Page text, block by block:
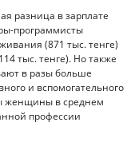
разница в зарплате
программисты
(871 тыс. тенге)
тыс. тенге). Но также
в разы больше
и вспомогательного
женщины в среднем
профессии